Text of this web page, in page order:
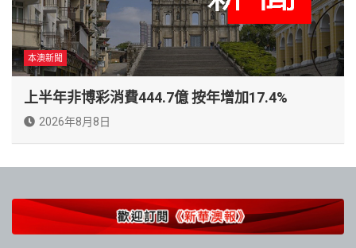
本澳新聞
上半年非博彩消費444.7億 按年增加17.4%
2026年8月8日